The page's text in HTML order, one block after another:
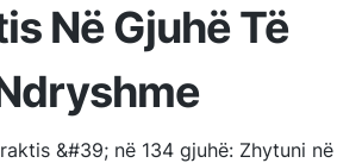
Në Gjuhë Të
&#39; në 134 gjuhë: Zhytuni në